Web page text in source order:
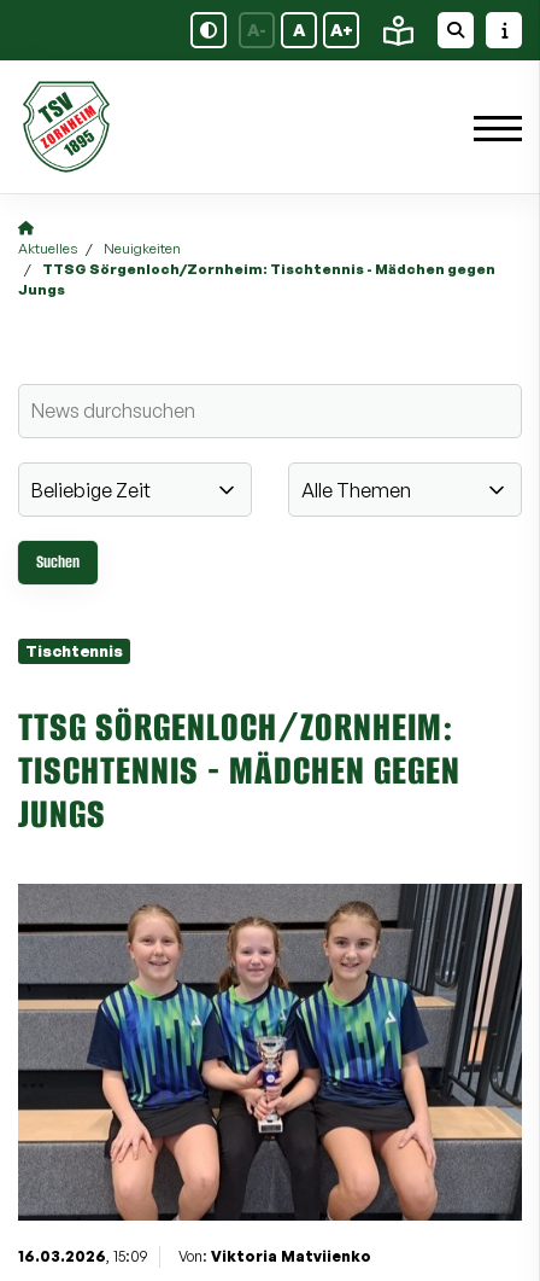
A- A A+
Aktuelles
Neuigkeiten
TTSG Sörgenloch/Zornheim: Tischtennis - Mädchen gegen
Jungs
Tischtennis
TTSG SÖRGENLOCH/ZORNHEIM:
TISCHTENNIS - MÄDCHEN GEGEN
JUNGS
16.03.2026 , 15:09 Von: Viktoria Matviienko